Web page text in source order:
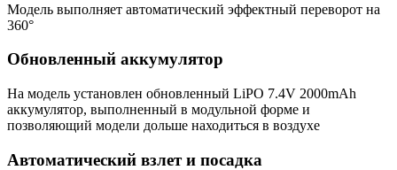
Модель выполняет автоматический эффектный переворот на
360°
Обновленный аккумулятор
На модель установлен обновленный LiPO 7.4V 2000mAh
аккумулятор, выполненный в модульной форме и
позволяющий модели дольше находиться в воздухе
Автоматический взлет и посадка